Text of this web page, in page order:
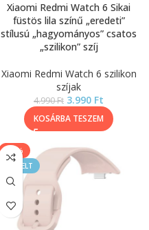
Xiaomi Redmi Watch 6 Sikai
füstös lila színű „eredeti”
stílusú „hagyományos” csatos
„szilikon” szíj
Xiaomi Redmi Watch 6 szilikon
szíjak
4.990Ft 3.990 Ft
KOSÁRBA TESZEM
-20%
KIEMELT